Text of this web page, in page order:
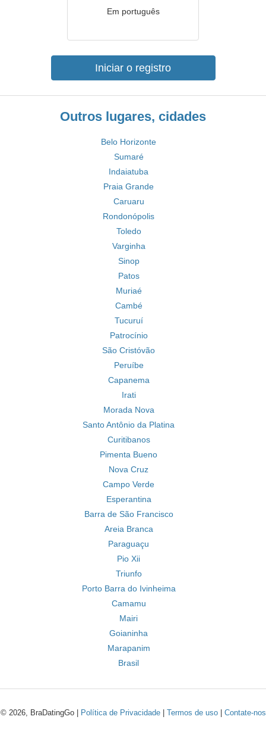
Em português
Iniciar o registro
Outros lugares, cidades
Belo Horizonte
Sumaré
Indaiatuba
Praia Grande
Caruaru
Rondonópolis
Toledo
Varginha
Sinop
Patos
Muriaé
Cambé
Tucuruí
Patrocínio
São Cristóvão
Peruíbe
Capanema
Irati
Morada Nova
Santo Antônio da Platina
Curitibanos
Pimenta Bueno
Nova Cruz
Campo Verde
Esperantina
Barra de São Francisco
Areia Branca
Paraguaçu
Pio Xii
Triunfo
Porto Barra do Ivinheima
Camamu
Mairi
Goianinha
Marapanim
Brasil
© 2026, BraDatingGo | Política de Privacidade| Termos de uso| Contate-nos